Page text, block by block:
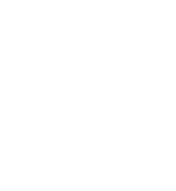
seguridad,
la capital estuviera